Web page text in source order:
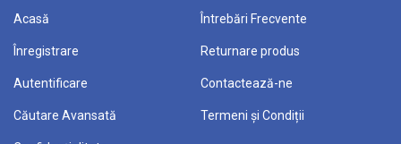
Acasă
Înregistrare
Autentificare
Căutare Avansată
Întrebări Frecvente
Returnare produs
Contactează-ne
Termeni și Condiții